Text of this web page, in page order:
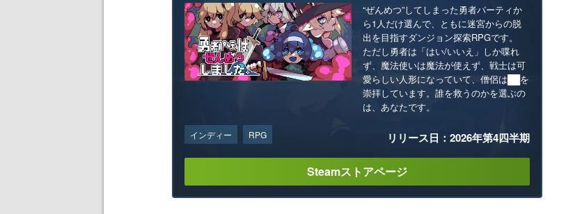
“ぜんめつ”してしまった勇者パーティか
ら1人だけ選んで、ともに迷宮からの脱
出を目指すダンジョン探索RPGです。
ただし勇者は「はい/いいえ」しか喋れ
ず、魔法使いは魔法が使えず、戦士は可
愛らしい人形になっていて、僧侶は██を
崇拝しています。誰を救うのかを選ぶの
は、あなたです。
インディー RPG リリース日：2026年第4四半期
Steamストアページ